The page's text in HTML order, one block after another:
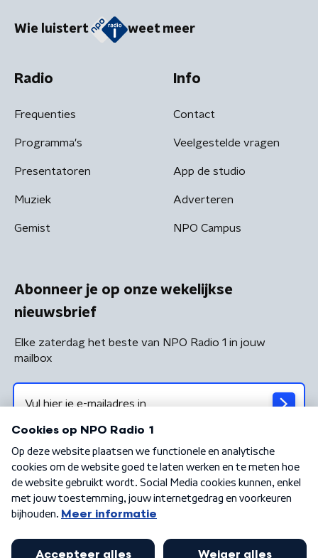
Wie luistert weet meer
Radio
Frequenties
Programma's
Presentatoren
Muziek
Gemist
Info
Contact
Veelgestelde vragen
App de studio
Adverteren
NPO Campus
Abonneer je op onze wekelijkse
nieuwsbrief
Elke zaterdag het beste van NPO Radio 1 in jouw
mailbox
Algemene voorwaarden